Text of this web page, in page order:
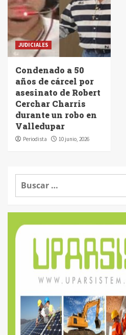
JUDICIALES
Condenado a 50
años de cárcel por
asesinato de Robert
Cerchar Charris
durante un robo en
Valledupar
Periodista 10 junio, 2026
Buscar: